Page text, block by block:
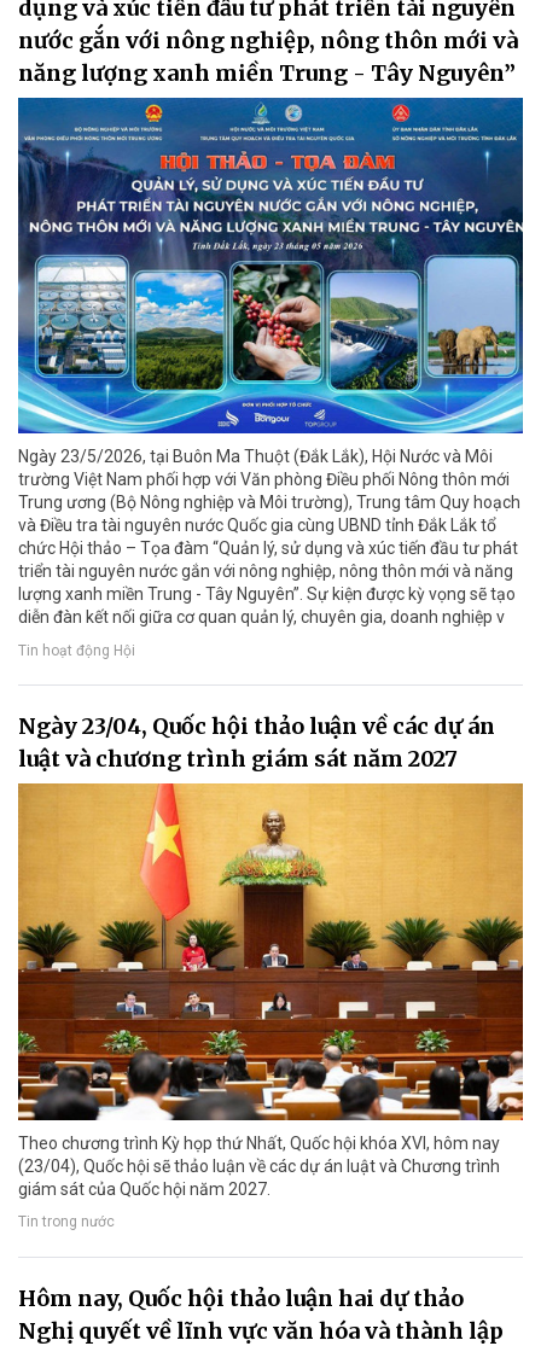
dụng và xúc tiến đầu tư phát triển tài nguyên
nước gắn với nông nghiệp, nông thôn mới và
năng lượng xanh miền Trung - Tây Nguyên”
Ngày 23/5/2026, tại Buôn Ma Thuột (Đắk Lắk), Hội Nước và Môi
trường Việt Nam phối hợp với Văn phòng Điều phối Nông thôn mới
Trung ương (Bộ Nông nghiệp và Môi trường), Trung tâm Quy hoạch
và Điều tra tài nguyên nước Quốc gia cùng UBND tỉnh Đắk Lắk tổ
chức Hội thảo – Tọa đàm “Quản lý, sử dụng và xúc tiến đầu tư phát
triển tài nguyên nước gắn với nông nghiệp, nông thôn mới và năng
lượng xanh miền Trung - Tây Nguyên”. Sự kiện được kỳ vọng sẽ tạo
diễn đàn kết nối giữa cơ quan quản lý, chuyên gia, doanh nghiệp v
Tin hoạt động Hội
Ngày 23/04, Quốc hội thảo luận về các dự án
luật và chương trình giám sát năm 2027
Theo chương trình Kỳ họp thứ Nhất, Quốc hội khóa XVI, hôm nay
(23/04), Quốc hội sẽ thảo luận về các dự án luật và Chương trình
giám sát của Quốc hội năm 2027.
Tin trong nước
Hôm nay, Quốc hội thảo luận hai dự thảo
Nghị quyết về lĩnh vực văn hóa và thành lập